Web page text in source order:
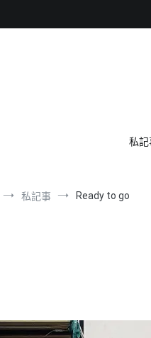
私記
私記事 Ready to go